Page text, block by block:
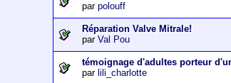
parpolouff
Réparation Valve Mitrale!
parVal Pou
témoignage d'adultes porteur
par lili_charlotte